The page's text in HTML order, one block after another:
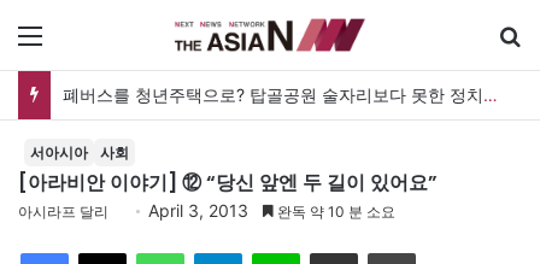
폐버스를 청년주택으로? 탑골공원 술자리보다 못한 정치의 상상력
서아시아 사회
[아라비안 이야기] ⑫ “당신 앞엔 두 길이 있어요”
아시라프 달리 April 3, 2013 완독 약 10 분 소요
Telegram 이메일